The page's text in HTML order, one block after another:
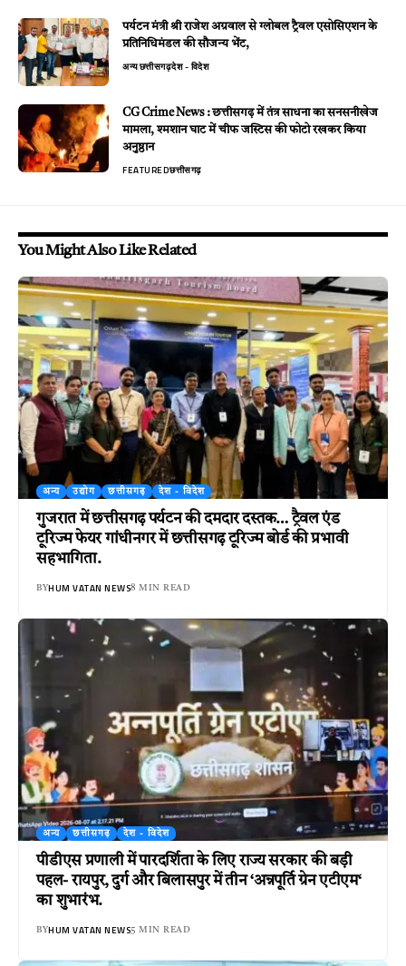
पर्यटन मंत्री श्री राजेश अग्रवाल से ग्लोबल ट्रैवल एसोसिएशन के
प्रतिनिधिमंडल की सौजन्य भेंट,
अन्यछत्तीसगढ़देश - विदेश
CG Crime News : छत्तीसगढ़ में तंत्र साधना का सनसनीखेज
मामला, श्मशान घाट में चीफ जस्टिस की फोटो रखकर किया
अनुष्ठान
FEATUREDछत्तीसगढ़
You Might Also Like Related
अन्य उद्योग छत्तीसगढ़ देश - विदेश
गुजरात में छत्तीसगढ़ पर्यटन की दमदार दस्तक… ट्रैवल एंड
टूरिज्म फेयर गांधीनगर में छत्तीसगढ़ टूरिज्म बोर्ड की प्रभावी
सहभागिता.
BYHUM VATAN NEWS8 MIN READ
अन्य छत्तीसगढ़ देश - विदेश
पीडीएस प्रणाली में पारदर्शिता के लिए राज्य सरकार की बड़ी
पहल- रायपुर, दुर्ग और बिलासपुर में तीन ‘अन्नपूर्ति ग्रेन एटीएम‘
का शुभारंभ.
BYHUM VATAN NEWS5 MIN READ